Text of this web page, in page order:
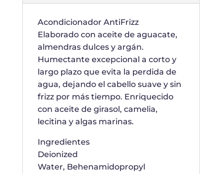
Acondicionador AntiFrizz
Elaborado con aceite de aguacate,
almendras dulces y argán.
Humectante excepcional a corto y
largo plazo que evita la perdida de
agua, dejando el cabello suave y sin
frizz por más tiempo. Enriquecido
con aceite de girasol, camelia,
lecitina y algas marinas.
Ingredientes
Deionized
Water, Behenamidopropyl